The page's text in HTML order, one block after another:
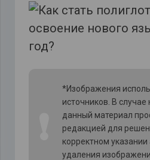
*Изображения
источников. В
данный материал
редакцией для
корректном указании
удаления